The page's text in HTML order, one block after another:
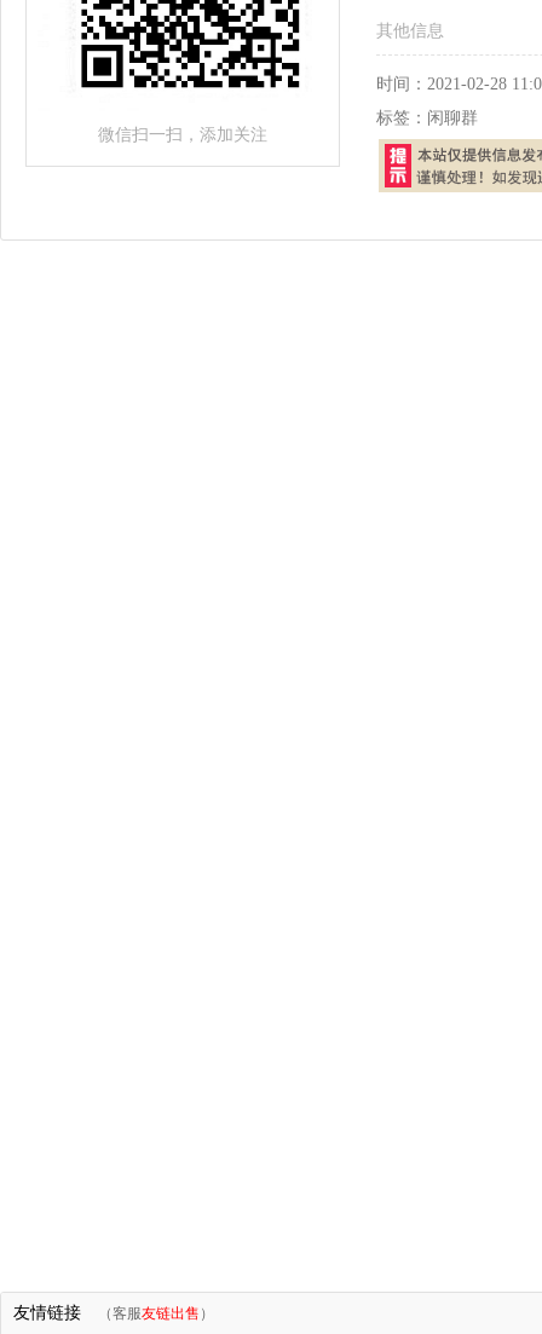
微信扫一扫，添加关注
其他信息
时间： 2021-02-28
标签： 闲聊群
友情链接 （客服友链出售 ）